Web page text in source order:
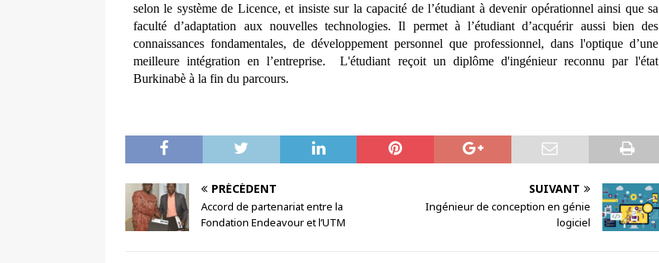
selon le système de Licence, et insiste sur la capacité de l’étudiant à devenir opérationnel ainsi que sa
faculté d’adaptation aux nouvelles technologies. Il permet à l’étudiant d’acquérir aussi bien des
connaissances fondamentales, de développement personnel que professionnel, dans l'optique d’une
meilleure intégration en l’entreprise. L'étudiant reçoit un diplôme d'ingénieur reconnu par l'état
Burkinabè à la fin du parcours.
PRÉCÉDENT
Accord de partenariat entre la
Fondation Endeavour et l’UTM
SUIVANT
Ingénieur de conception en génie
logiciel